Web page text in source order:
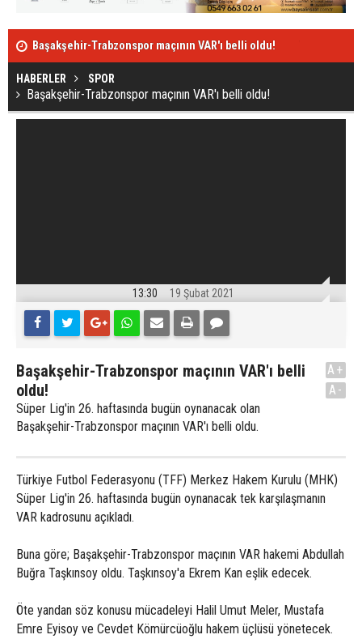
Başakşehir-Trabzonspor maçının VAR'ı belli oldu!
HABERLER SPOR
Başakşehir-Trabzonspor maçının VAR'ı belli oldu!
13:30 19 Şubat 2021
Başakşehir-Trabzonspor maçının VAR'ı belli
oldu!
Süper Lig'in 26. haftasında bugün oynanacak olan
Başakşehir-Trabzonspor maçının VAR'ı belli oldu.
A+
A-
Türkiye Futbol Federasyonu (TFF) Merkez Hakem Kurulu (MHK)
Süper Lig'in 26. haftasında bugün oynanacak tek karşılaşmanın
VAR kadrosunu açıkladı.
Buna göre; Başakşehir-Trabzonspor maçının VAR hakemi Abdullah
Buğra Taşkınsoy oldu. Taşkınsoy'a Ekrem Kan eşlik edecek.
Öte yandan söz konusu mücadeleyi Halil Umut Meler, Mustafa
Emre Eyisoy ve Cevdet Kömürcüoğlu hakem üçlüsü yönetecek.